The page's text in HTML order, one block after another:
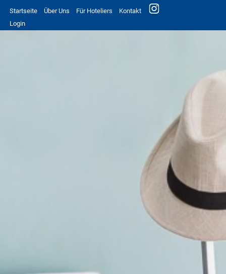
Startseite Über Uns Für Hoteliers
Kontakt
Login